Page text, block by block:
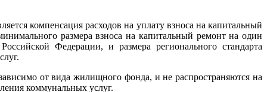
компенсация расходов на уплату взноса на капитальный
размера взноса на капитальный ремонт на один
Федерации, и размера регионального стандарта
от вида жилищного фонда, и не распространяются на
коммунальных услуг.